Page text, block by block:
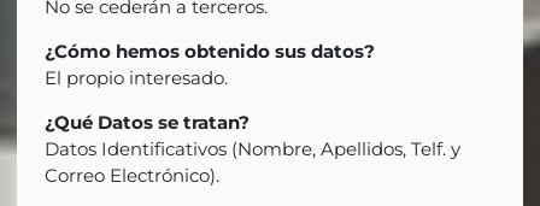
No se cederán a terceros.
¿Cómo hemos obtenido sus datos?
El propio interesado.
¿Qué Datos se tratan?
Datos Identificativos (Nombre, Apellidos, Telf. y
Correo Electrónico).